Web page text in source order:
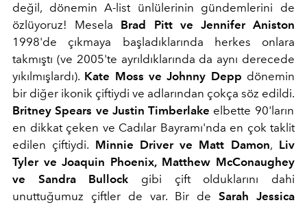
değil, dönemin A-list ünlülerinin gündemlerini de
özlüyoruz! Mesela Brad Pitt ve Jennifer Aniston
1998'de çıkmaya başladıklarında herkes onlara
takmıştı (ve 2005'te ayrıldıklarında da aynı derecede
yıkılmışlardı). Kate Moss ve Johnny Depp dönemin
bir diğer ikonik çiftiydi ve adlarından çokça söz edildi.
Britney Spears ve Justin Timberlake elbette 90'ların
en dikkat çeken ve Cadılar Bayramı'nda en çok taklit
edilen çiftiydi. Minnie Driver ve Matt Damon, Liv
Tyler ve Joaquin Phoenix, Matthew McConaughey
ve Sandra Bullock gibi çift olduklarını dahi
unuttuğumuz çiftler de var. Bir de Sarah Jessica